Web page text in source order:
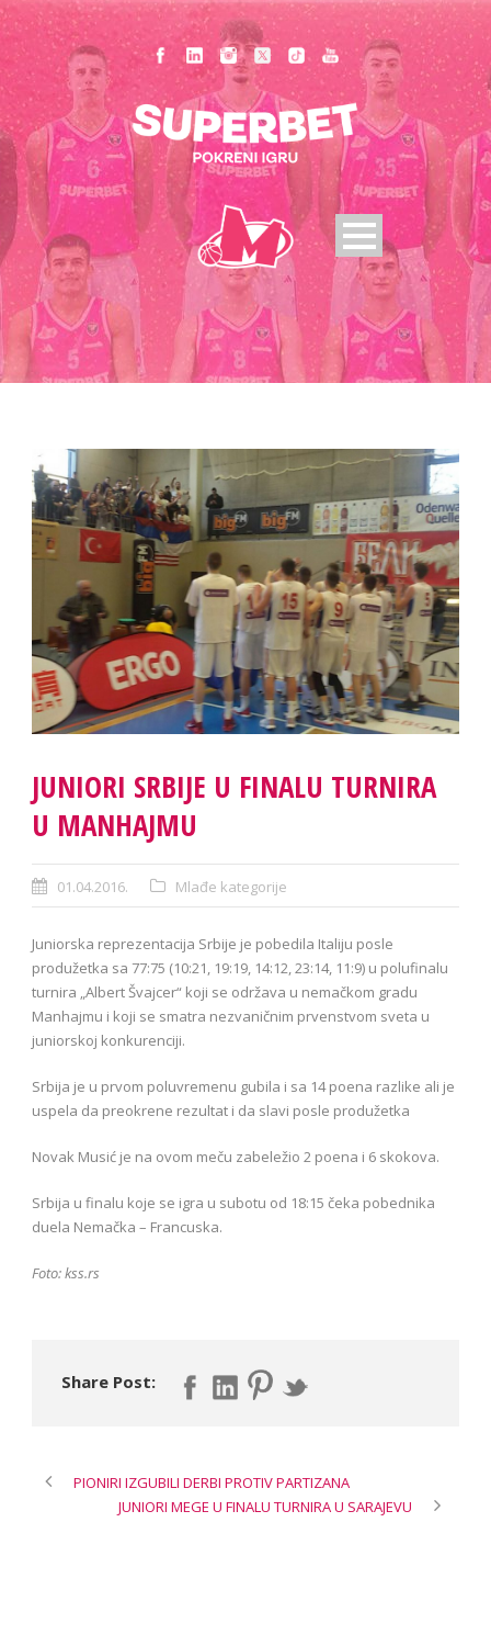
JUNIORI SRBIJE U FINALU TURNIRA
U MANHAJMU
01.04.2016. Mlađe kategorije
Juniorska reprezentacija Srbije je pobedila Italiju posle
produžetka sa 77:75 (10:21, 19:19, 14:12, 23:14, 11:9) u polufinalu
turnira „Albert Švajcer“ koji se održava u nemačkom gradu
Manhajmu i koji se smatra nezvaničnim prvenstvom sveta u
juniorskoj konkurenciji.
Srbija je u prvom poluvremenu gubila i sa 14 poena razlike ali je
uspela da preokrene rezultat i da slavi posle produžetka
Novak Musić je na ovom meču zabeležio 2 poena i 6 skokova.
Srbija u finalu koje se igra u subotu od 18:15 čeka pobednika
duela Nemačka – Francuska.
Foto: kss.rs
Share Post:
PIONIRI IZGUBILI DERBI PROTIV PARTIZANA
JUNIORI MEGE U FINALU TURNIRA U SARAJEVU